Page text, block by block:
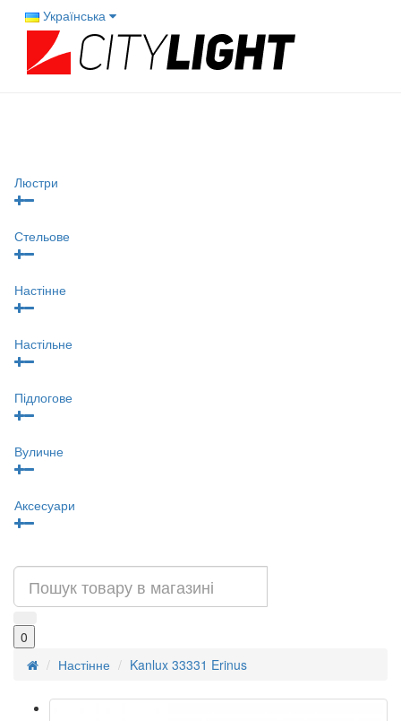
Українська
Люстри
Стельове
Настінне
Настільне
Підлогове
Вуличне
Аксесуари
0
Настінне
Kanlux 33331 Erinus